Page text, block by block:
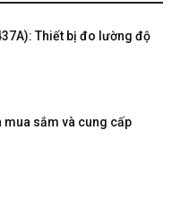
Thiết bị đo lường độ
mua sắm và cung cấp